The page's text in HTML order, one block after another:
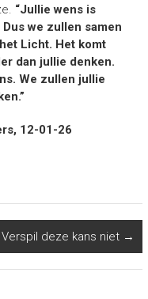
“Jullie wens is
we zullen samen
Licht. Het komt
dan jullie denken.
We zullen jullie
12-01-26
Verspil deze kans niet →